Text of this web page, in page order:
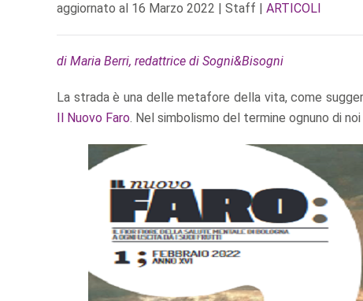
aggiornato al 16 Marzo 2022 | Staff | ARTICOLI
di Maria Berri, redattrice di Sogni&Bisogni
La strada è una delle metafore della vita, come
Il Nuovo Faro. Nel simbolismo del termine ognuno di